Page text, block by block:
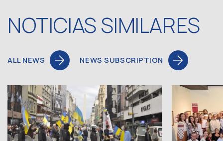
NOTICIAS SIMILARES
ALL NEWS NEWS SUBSCRIPTION